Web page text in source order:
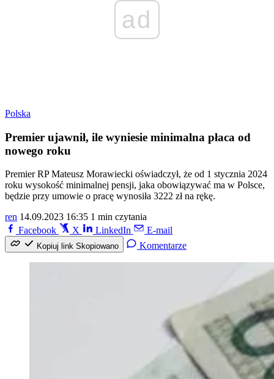
ad
Polska
Premier ujawnił, ile wyniesie minimalna płaca od
nowego roku
Premier RP Mateusz Morawiecki oświadczył, że od 1 stycznia 2024
roku wysokość minimalnej pensji, jaka obowiązywać ma w Polsce,
będzie przy umowie o pracę wynosiła 3222 zł na rękę.
ren 14.09.2023 16:35 1 min czytania
Facebook
X LinkedIn E-mail
Kopiuj link Skopiowano Komentarze